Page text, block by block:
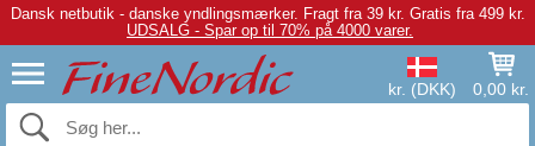
Dansk netbutik - danske yndlingsmærker. Fragt fra 39 kr. Gratis fra 499 kr.
UDSALG - Spar op til 70% på 4000 varer.
kr. (DKK) 0,00 kr.